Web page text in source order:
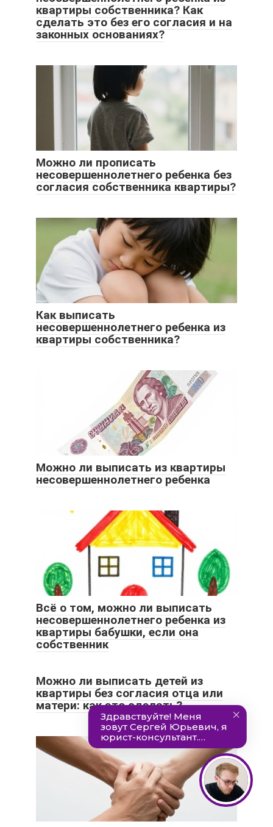
квартиры собственника? Как
сделать это без его согласия и на
законных основаниях?
Можно ли прописать
несовершеннолетнего ребенка без
согласия собственника квартиры?
Как выписать
несовершеннолетнего ребенка из
квартиры собственника?
Можно ли выписать из квартиры
несовершеннолетнего ребенка
Всё о том, можно ли выписать
несовершеннолетнего ребенка из
квартиры бабушки, если она
собственник
Можно ли выписать детей из
квартиры без согласия отца или
матери: как это сделать?